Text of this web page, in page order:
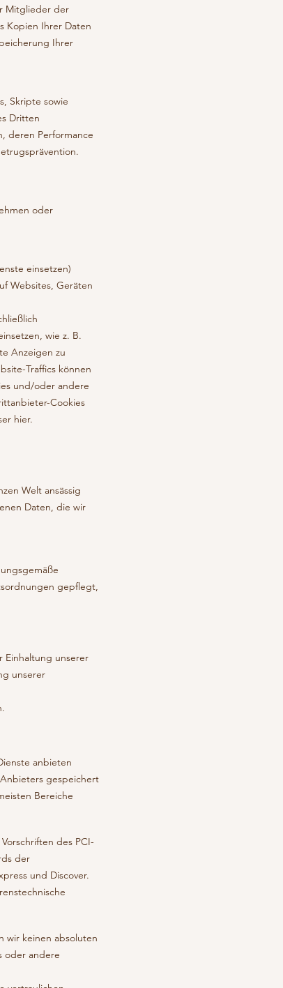
Mitglieder der
Kopien Ihrer Daten
Ihrer
Skripte sowie
Dritten
deren Performance
oder
einsetzen)
Websites, Geräten
wie z. B.
Anzeigen zu
Traffics können
und/oder andere
Cookies
hier.
Welt ansässig
Daten, die wir
gepflegt,
Einhaltung unserer
unserer
anbieten
gespeichert
Bereiche
des PCI-
der
und Discover.
wir keinen absoluten
oder andere